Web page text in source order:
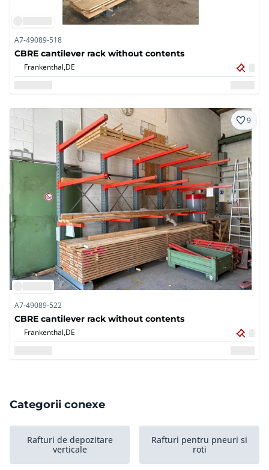
A7-49089-518
CBRE cantilever rack without contents
Frankenthal,DE
9
A7-49089-522
CBRE cantilever rack without contents
Frankenthal,DE
Categorii conexe
Rafturi de depozitare
verticale
Rafturi pentru pneuri si
roti